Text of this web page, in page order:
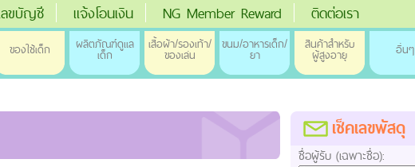
ลขบัญชี แจ้งโอนเงิน NG Member Reward ติดต่อเรา
ของใช้เด็ก ผลิตภัณฑ์ดูแล
เด็ก
เสื้อผ้า/รองเท้า/
ของเล่น
ขนม/อาหารเด็ก/
ยา
สินค้าสำหรับ
ผู้สูงอายุ อื่นๆ
เช็คเลขพัสดุ
ชื่อผู้รับ (เฉพาะชื่อ):